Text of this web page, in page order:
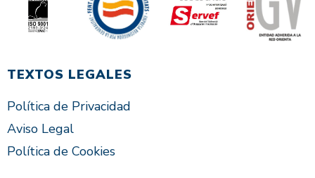
TEXTOS LEGALES
Política de Privacidad
Aviso Legal
Política de Cookies